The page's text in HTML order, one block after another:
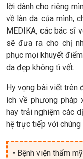
lời dành cho riêng
về làn da của mình,
MEDIKA, các bác sĩ
sẽ đưa ra cho chị
phục mọi khuyết
da đẹp không tì vết.
Hy vọng bài viết trên
ích về phương
hay trải nghiệm các
hệ trực tiếp với chúng
• Bệnh viện thẩm